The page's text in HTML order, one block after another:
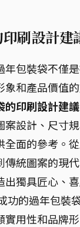
刷設計建
年包裝袋不僅
象和產品價值
的印刷設計建議
案設計、尺寸
全面的參考。
傳統圖案的現
出獨具匠心、
功的過年包裝
實用性和品牌